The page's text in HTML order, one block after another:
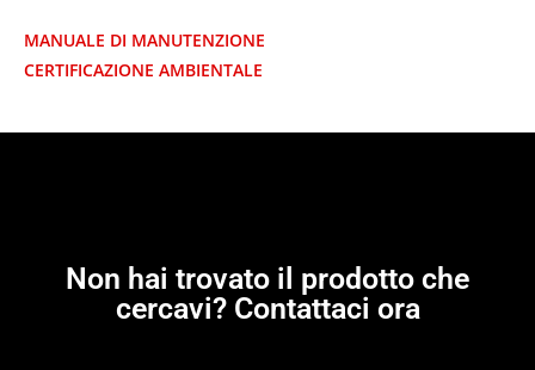
MANUALE DI MANUTENZIONE
CERTIFICAZIONE AMBIENTALE
Non hai trovato il prodotto che
cercavi? Contattaci ora